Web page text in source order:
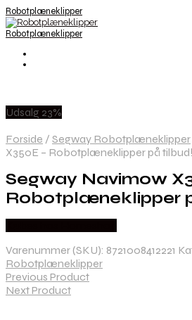
Robotplæneklipper
Robotplæneklipper
Udsalg 23%
Forside / Segway Robotplæneklipper
X350E – Robotplæneklipper på tilbud!
Segway Navimow
Robotplæneklipper
Varenummer (SKU): 8721008412221
Robotplæneklipper
Previous Product
Next Product